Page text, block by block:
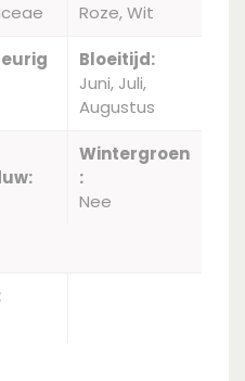
Roze, Wit
Bloeitijd:
Juni, Juli,
Augustus
Wintergroen
:
Nee